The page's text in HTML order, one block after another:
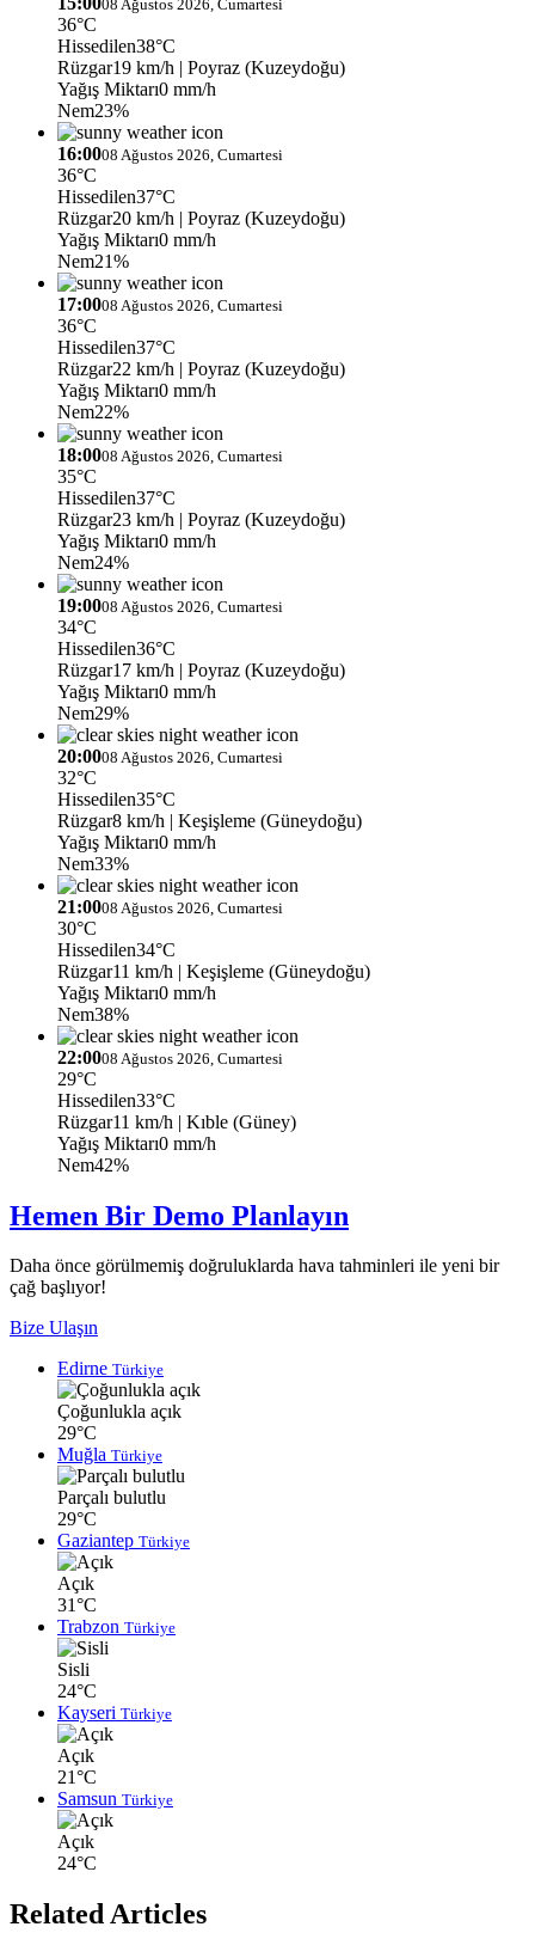
08 Ağustos 2026, Cumartesi
36°C
Hissedilen38°C
Rüzgar19 km/h | Poyraz (Kuzeydoğu)
Yağış Miktarı0 mm/h
Nem23%
16:0008 Ağustos 2026, Cumartesi
36°C
Hissedilen37°C
Rüzgar20 km/h | Poyraz (Kuzeydoğu)
Yağış Miktarı0 mm/h
Nem21%
17:0008 Ağustos 2026, Cumartesi
36°C
Hissedilen37°C
Rüzgar22 km/h | Poyraz (Kuzeydoğu)
Yağış Miktarı0 mm/h
Nem22%
18:0008 Ağustos 2026, Cumartesi
35°C
Hissedilen37°C
Rüzgar23 km/h | Poyraz (Kuzeydoğu)
Yağış Miktarı0 mm/h
Nem24%
19:0008 Ağustos 2026, Cumartesi
34°C
Hissedilen36°C
Rüzgar17 km/h | Poyraz (Kuzeydoğu)
Yağış Miktarı0 mm/h
Nem29%
20:0008 Ağustos 2026, Cumartesi
32°C
Hissedilen35°C
Rüzgar8 km/h | Keşişleme (Güneydoğu)
Yağış Miktarı0 mm/h
Nem33%
21:0008 Ağustos 2026, Cumartesi
30°C
Hissedilen34°C
Rüzgar11 km/h | Keşişleme (Güneydoğu)
Yağış Miktarı0 mm/h
Nem38%
22:0008 Ağustos 2026, Cumartesi
29°C
Hissedilen33°C
Rüzgar11 km/h | Kıble (Güney)
Yağış Miktarı0 mm/h
Nem42%
Hemen Bir Demo Planlayın
Daha önce görülmemiş doğruluklarda hava tahminleri ile yeni bir
çağ başlıyor!
Bize Ulaşın
Edirne Türkiye
Çoğunlukla açık
29°C
Muğla Türkiye
Parçalı bulutlu
29°C
Gaziantep Türkiye
Açık
31°C
Trabzon Türkiye
Sisli
24°C
Kayseri Türkiye
Açık
21°C
Samsun Türkiye
Açık
24°C
Related Articles